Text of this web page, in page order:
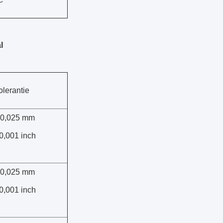
mm
inch
mm
inch